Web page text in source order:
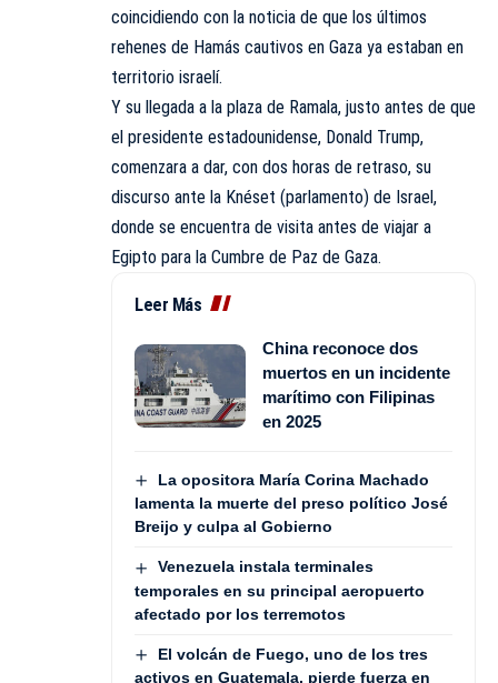
coincidiendo con la noticia de que los últimos
rehenes de Hamás cautivos en Gaza ya estaban en
territorio israelí.
Y su llegada a la plaza de Ramala, justo antes de que
el presidente estadounidense, Donald Trump,
comenzara a dar, con dos horas de retraso, su
discurso ante la Knéset (parlamento) de Israel,
donde se encuentra de visita antes de viajar a
Egipto para la Cumbre de Paz de Gaza.
Leer Más
China reconoce dos
muertos en un incidente
marítimo con Filipinas
en 2025
La opositora María Corina Machado
lamenta la muerte del preso político José
Breijo y culpa al Gobierno
Venezuela instala terminales
temporales en su principal aeropuerto
afectado por los terremotos
El volcán de Fuego, uno de los tres
activos en Guatemala, pierde fuerza en